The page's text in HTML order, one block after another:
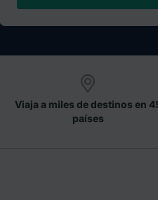
Viaja a miles de destinos en
países